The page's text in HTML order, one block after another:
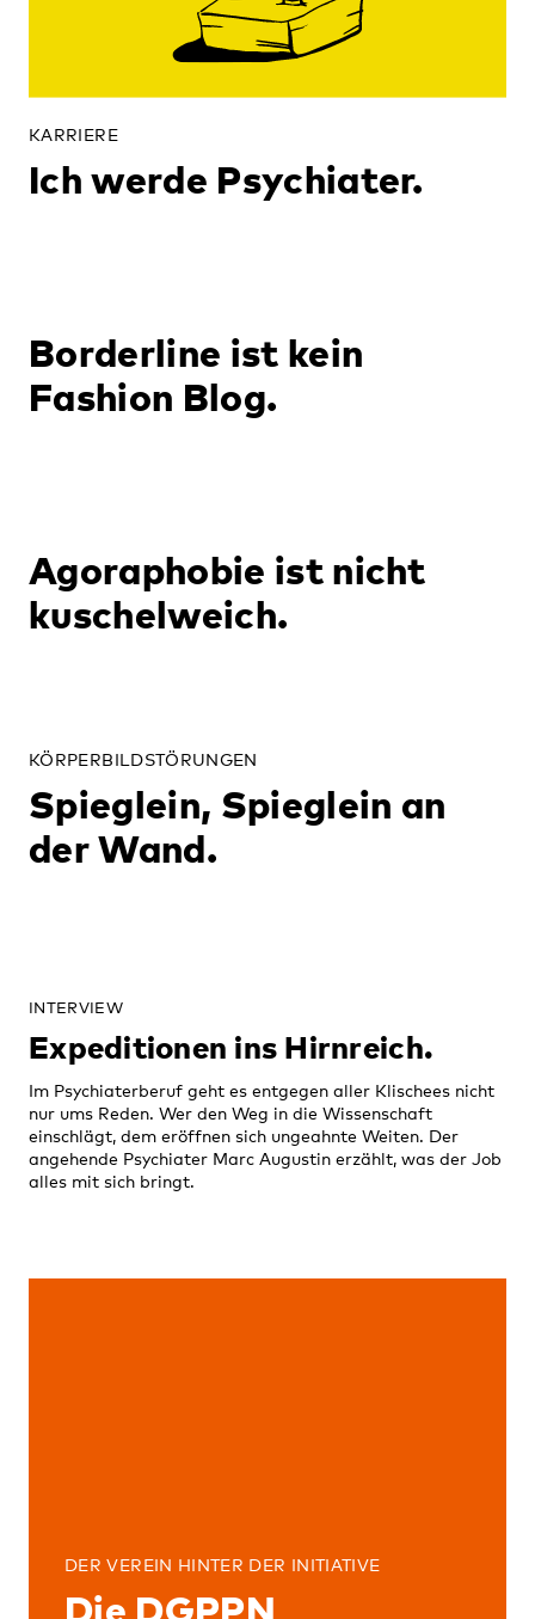
KARRIERE
Ich werde Psychiater.
Borderline ist kein
Fashion Blog.
Agoraphobie ist nicht
kuschelweich.
KÖRPERBILDSTÖRUNGEN
Spieglein, Spieglein an
der Wand.
INTERVIEW
Expeditionen ins Hirnreich.
Im Psychiaterberuf geht es entgegen aller Klischees nicht
nur ums Reden. Wer den Weg in die Wissenschaft
einschlägt, dem eröffnen sich ungeahnte Weiten. Der
angehende Psychiater Marc Augustin erzählt, was der Job
alles mit sich bringt.
DER VEREIN HINTER DER INITIATIVE
Die DGPPN